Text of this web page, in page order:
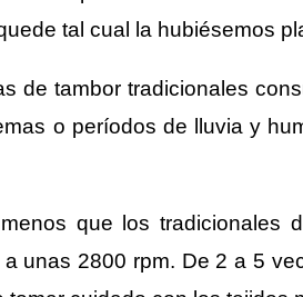
tal cual la hubiésemos
de tambor tradicionales
o períodos de lluvia y
que los tradicionales
unas 2800 rpm. De 2 a 5